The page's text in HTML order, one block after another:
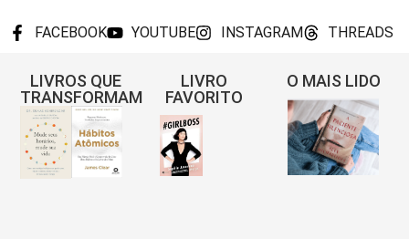
FACEBOOK YOUTUBE INSTAGRAM THREADS
LIVROS QUE
TRANSFORMAM
LIVRO
FAVORITO
O MAIS LIDO